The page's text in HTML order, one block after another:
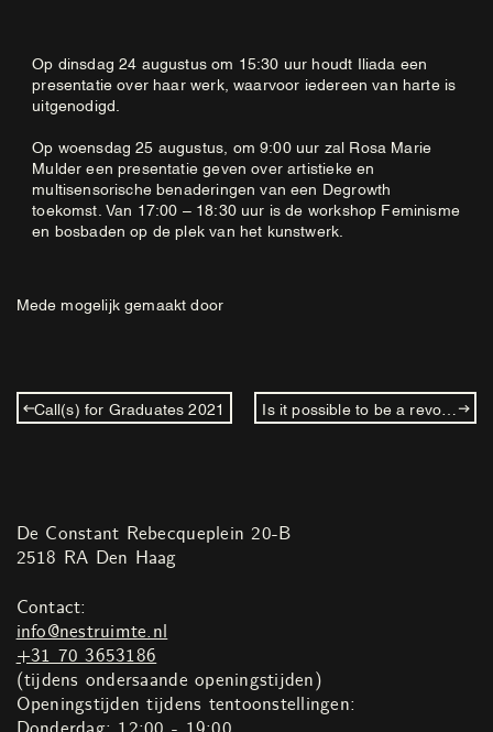
Op dinsdag 24 augustus om 15:30 uur houdt Iliada een
presentatie over haar werk, waarvoor iedereen van harte is
uitgenodigd.
Op woensdag 25 augustus, om 9:00 uur zal Rosa Marie
Mulder een presentatie geven over artistieke en
multisensorische benaderingen van een Degrowth
toekomst. Van 17:00 – 18:30 uur is de workshop Feminisme
en bosbaden op de plek van het kunstwerk.
Mede mogelijk gemaakt door
Call(s) for Graduates 2021
De Constant Rebecqueplein 20-B
2518 RA Den Haag
Contact:
info@nestruimte.nl
+31 70 3653186
(tijdens ondersaande openingstijden)
Openingstijden tijdens tentoonstellingen: